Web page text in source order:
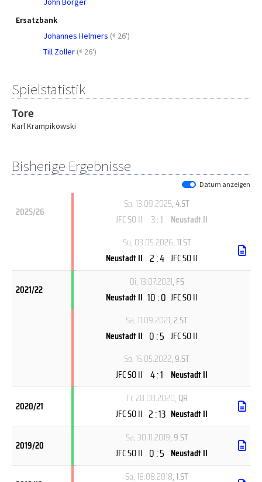
Ersatzbank
Johannes Helmers ( 26')
Till Zoller ( 26')
Spielstatistik
Tore
Karl Krampikowski
Bisherige Ergebnisse
Datum anzeigen
2025/26
Sa, 13.09.2025, 4.ST
JFC SO II 3 : 1 Neustadt II
So, 03.05.2026, 11.ST
Neustadt II 2 : 4 JFC SO II
2021/22
Di, 13.07.2021, FS
Neustadt II 10 : 0 JFC SO II
Sa, 11.09.2021, 2.ST
Neustadt II 0 : 5 JFC SO II
So, 15.05.2022, 9.ST
JFC SO II 4 : 1 Neustadt II
2020/21
Fr, 28.08.2020, QR
JFC SO II 2 : 13 Neustadt II
2019/20
Sa, 30.11.2019, 9.ST
JFC SO II 0 : 5 Neustadt II
Sa, 18.08.2018, 1.ST